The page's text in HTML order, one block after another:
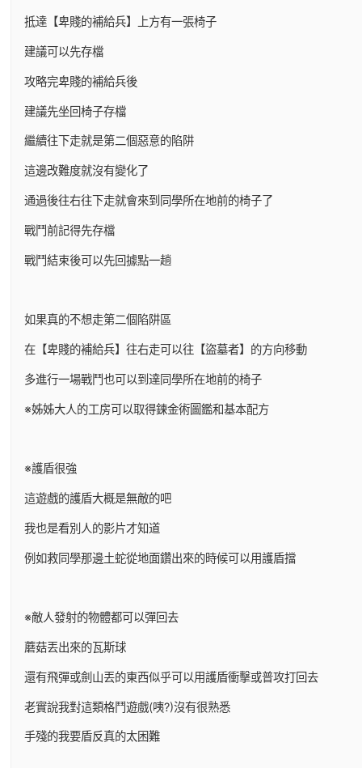
抵達【卑賤的補給兵】上方有一張椅子
建議可以先存檔
攻略完卑賤的補給兵後
建議先坐回椅子存檔
繼續往下走就是第二個惡意的陷阱
這邊改難度就沒有變化了
通過後往右往下走就會來到同學所在地前的椅子了
戰鬥前記得先存檔
戰鬥結束後可以先回據點一趟
如果真的不想走第二個陷阱區
在【卑賤的補給兵】往右走可以往【盜墓者】的方向移動
多進行一場戰鬥也可以到達同學所在地前的椅子
※姊姊大人的工房可以取得鍊金術圖鑑和基本配方
※護盾很強
這遊戲的護盾大概是無敵的吧
我也是看別人的影片才知道
例如救同學那邊土蛇從地面鑽出來的時候可以用護盾擋
※敵人發射的物體都可以彈回去
蘑菇丟出來的瓦斯球
還有飛彈或劍山丟的東西似乎可以用護盾衝擊或普攻打回去
老實說我對這類格鬥遊戲(咦?)沒有很熟悉
手殘的我要盾反真的太困難